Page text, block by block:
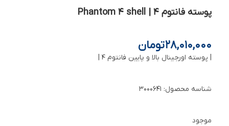
پوسته فانتوم 4 | Phantom 4 shell
28,010,000تومان
| پوسته اورجینال بالا و پایین فانتوم 4 |
شناسه محصول: 3000641
موجود